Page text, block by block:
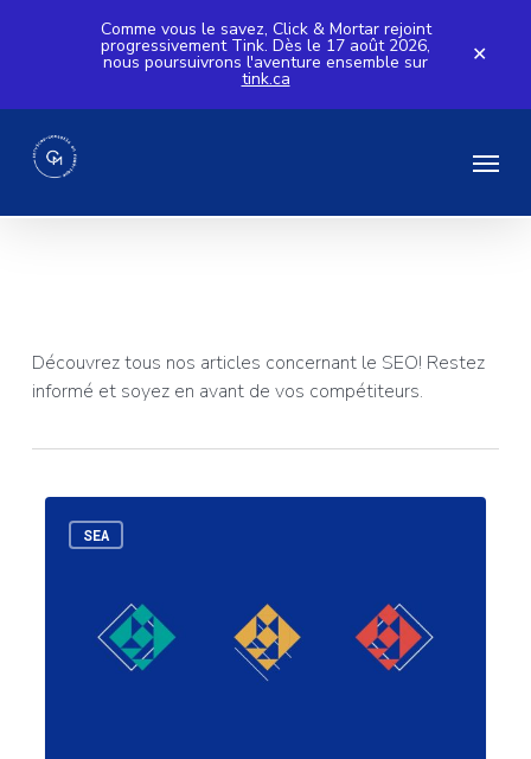
Comme vous le savez, Click & Mortar rejoint
progressivement Tink. Dès le 17 août 2026,
nous poursuivrons l'aventure ensemble sur
tink.ca
✕
Menu
Découvrez tous nos articles concernant le SEO! Restez
informé et soyez en avant de vos compétiteurs.
Google
Ads
silencieusement
SEA